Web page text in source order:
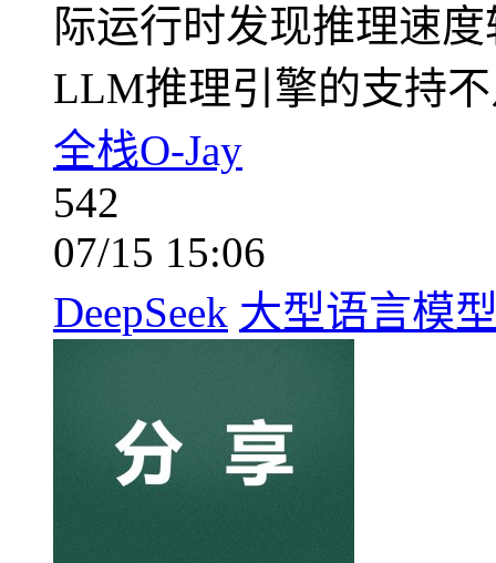
际运行时发现推理速
LLM推理引擎的支持
全栈O-Jay
542
07/15 15:06
DeepSeek 大型语言模